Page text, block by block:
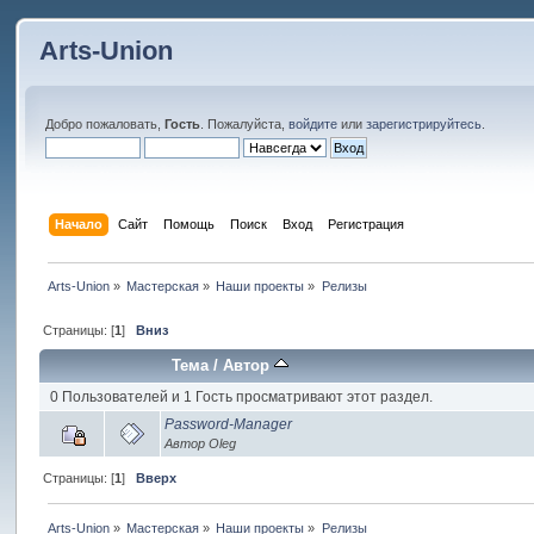
Arts-Union
Добро пожаловать,Гость . Пожалуйста,войдите илизарегистрируйтесь
Начало Сайт Помощь Поиск Вход Регистрация
Arts-Union» Мастерская » Наши проекты » Релизы
Страницы: [1] Вниз
Тема/ Автор
0 Пользователей и 1 Гость просматривают этот раздел.
Password-Manager
Автор Oleg
Страницы: [1] Вверх
Arts-Union» Мастерская » Наши проекты » Релизы